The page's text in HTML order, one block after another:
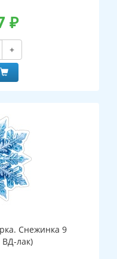
₽
+
Снежинка 9
ВД-лак)